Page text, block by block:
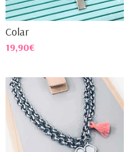
Colar
19,90€